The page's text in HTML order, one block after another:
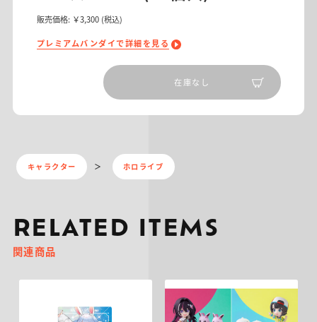
販売価格: ￥3,300 (税込)
プレミアムバンダイで詳細を見る
在庫なし
キャラクター ホロライブ
RELATED ITEMS
関連商品